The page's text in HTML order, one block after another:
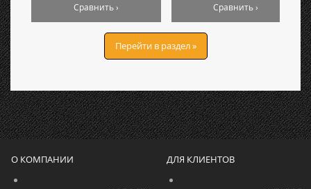
Сравнить › Сравнить ›
Перейти в раздел »
О КОМПАНИИ ДЛЯ КЛИЕНТОВ